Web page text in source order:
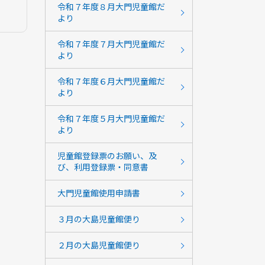
令和７年度８月大門児童館だ
より
令和７年度７月大門児童館だ
より
令和７年度６月大門児童館だ
より
令和７年度５月大門児童館だ
より
児童館登録票のお願い、及
び、利用登録票・同意書
大門児童館使用申請書
３月の大島児童館便り
２月の大島児童館便り